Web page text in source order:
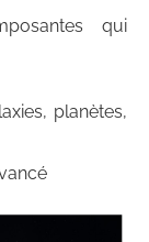
qui
planètes,